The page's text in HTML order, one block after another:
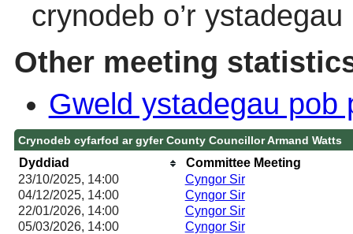
crynodeb o’r
Other meeting
Gweld ystadegau pob
Crynodeb cyfarfod ar gyfer County Councillor Armand Watts
Dyddiad
Committee Meeting
23/10/2025, 14:00
Cyngor Sir
04/12/2025, 14:00 Cyngor Sir
22/01/2026, 14:00 Cyngor Sir
05/03/2026, 14:00 Cyngor Sir